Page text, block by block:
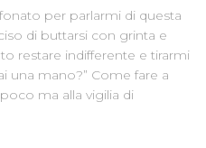
per parlarmi di questa
di buttarsi con grinta e
restare indifferente e tirarmi
una mano?” Come fare a
ma alla vigilia di